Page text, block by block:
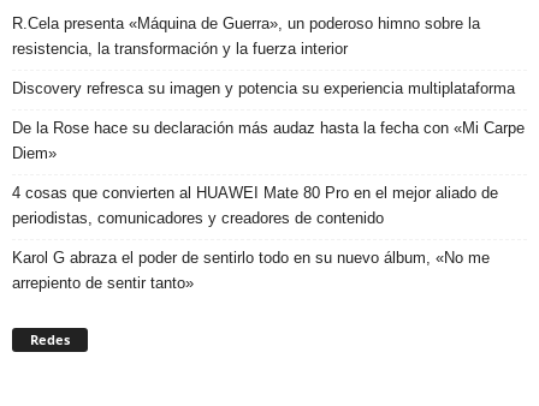
R.Cela presenta «Máquina de Guerra», un poderoso himno sobre la
resistencia, la transformación y la fuerza interior
Discovery refresca su imagen y potencia su experiencia multiplataforma
De la Rose hace su declaración más audaz hasta la fecha con «Mi Carpe
Diem»
4 cosas que convierten al HUAWEI Mate 80 Pro en el mejor aliado de
periodistas, comunicadores y creadores de contenido
Karol G abraza el poder de sentirlo todo en su nuevo álbum, «No me
arrepiento de sentir tanto»
Redes